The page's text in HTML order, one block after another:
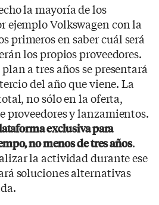
la mayoría de los
ejemplo Volkswagen con la
primeros en saber cuál será
los propios proveedores.
a tres años se presentará
del año que viene. La
no sólo en la oferta,
proveedores y lanzamientos.
exclusiva para
no menos de tres años.
la actividad durante ese
soluciones alternativas